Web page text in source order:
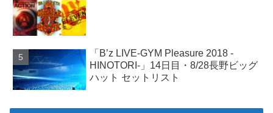
「B’z LIVE-GYM Pleasure 2018 -
HINOTORI-」14日目・8/28長野ビッグ
ハット セットリスト